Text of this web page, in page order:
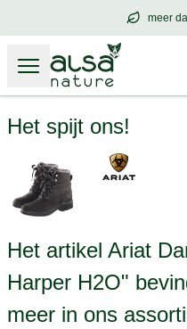
meer
Ariat Dames Boots "WMS
Het spijt ons!
Het artikel Ariat
Harper H2O"
meer in ons